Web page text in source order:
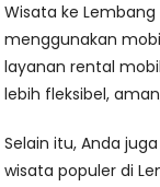
Wisata ke
menggunakan
layanan rental
lebih fleksibel,
Selain itu, Anda
wisata populer di